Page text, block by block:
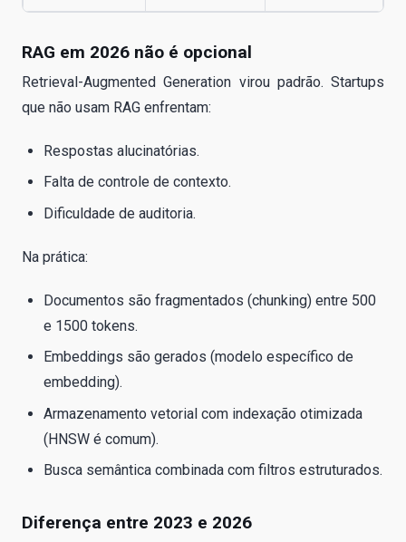
RAG em 2026 não é opcional
Retrieval-Augmented Generation virou padrão. Startups
que não usam RAG enfrentam:
Respostas alucinatórias.
Falta de controle de contexto.
Dificuldade de auditoria.
Na prática:
Documentos são fragmentados (chunking) entre 500
e 1500 tokens.
Embeddings são gerados (modelo específico de
embedding).
Armazenamento vetorial com indexação otimizada
(HNSW é comum).
Busca semântica combinada com filtros estruturados.
Diferença entre 2023 e 2026